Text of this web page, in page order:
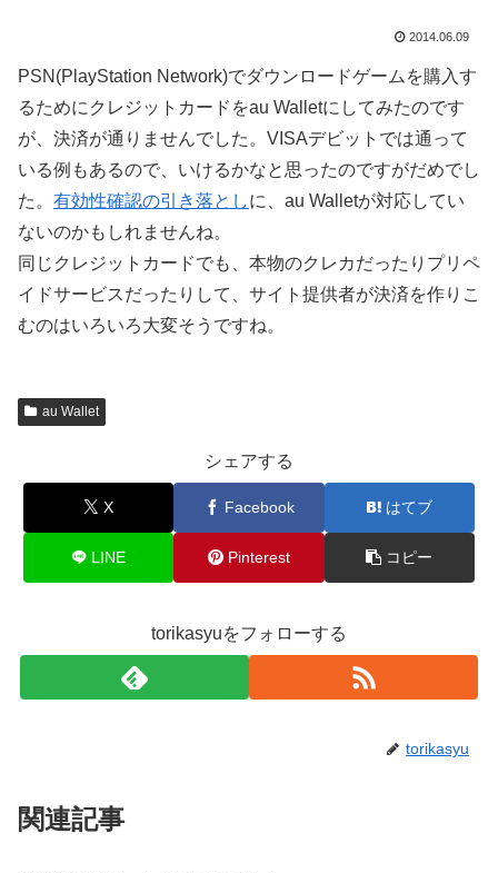
2014.06.09
PSN(PlayStation Network)でダウンロードゲームを購入す
るためにクレジットカードをau Walletにしてみたのです
が、決済が通りませんでした。VISAデビットでは通って
いる例もあるので、いけるかなと思ったのですがだめでし
た。 有効性確認の引き落としに、au Walletが対応してい
ないのかもしれませんね。
同じクレジットカードでも、本物のクレカだったりプリペ
イドサービスだったりして、サイト提供者が決済を作りこ
むのはいろいろ大変そうですね。
au Wallet
シェアする
X Facebook はてブ
LINE Pinterest コピー
torikasyuをフォローする
torikasyu
関連記事